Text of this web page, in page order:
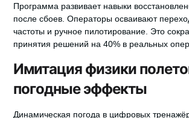
Программа развивает навыки
после сбоев. Операторы осваивают
частоты и ручное пилотирование. Это
принятия решений на 40% в реальных
Имитация физики
погодные эффекты
Динамическая погода в цифровых